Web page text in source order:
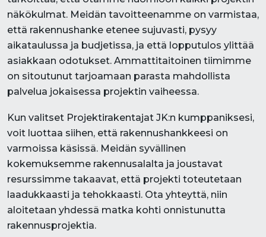
näkökulmat. Meidän tavoitteenamme on varmistaa,
että rakennushanke etenee sujuvasti, pysyy
aikataulussa ja budjetissa, ja että lopputulos ylittää
asiakkaan odotukset. Ammattitaitoinen tiimimme
on sitoutunut tarjoamaan parasta mahdollista
palvelua jokaisessa projektin vaiheessa.
Kun valitset Projektirakentajat JK:n kumppaniksesi,
voit luottaa siihen, että rakennushankkeesi on
varmoissa käsissä. Meidän syvällinen
kokemuksemme rakennusalalta ja joustavat
resurssimme takaavat, että projekti toteutetaan
laadukkaasti ja tehokkaasti. Ota yhteyttä, niin
aloitetaan yhdessä matka kohti onnistunutta
rakennusprojektia.